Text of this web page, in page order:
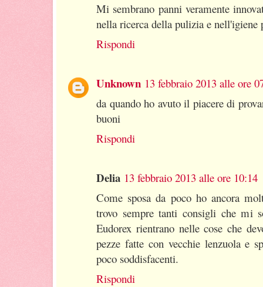
Mi sembrano panni veramente
nella ricerca della pulizia e nell'igiene
Rispondi
Unknown 13 febbraio 2013 alle ore
da quando ho avuto il piacere di
buoni
Rispondi
Delia 13 febbraio 2013 alle ore 10:14
Come sposa da poco ho ancora
trovo sempre tanti consigli che mi
Eudorex rientrano nelle cose che
pezze fatte con vecchie lenzuola e
poco soddisfacenti.
Rispondi